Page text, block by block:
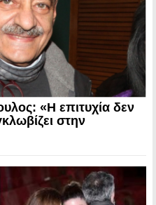
«Η επιτυχία δεν
στην